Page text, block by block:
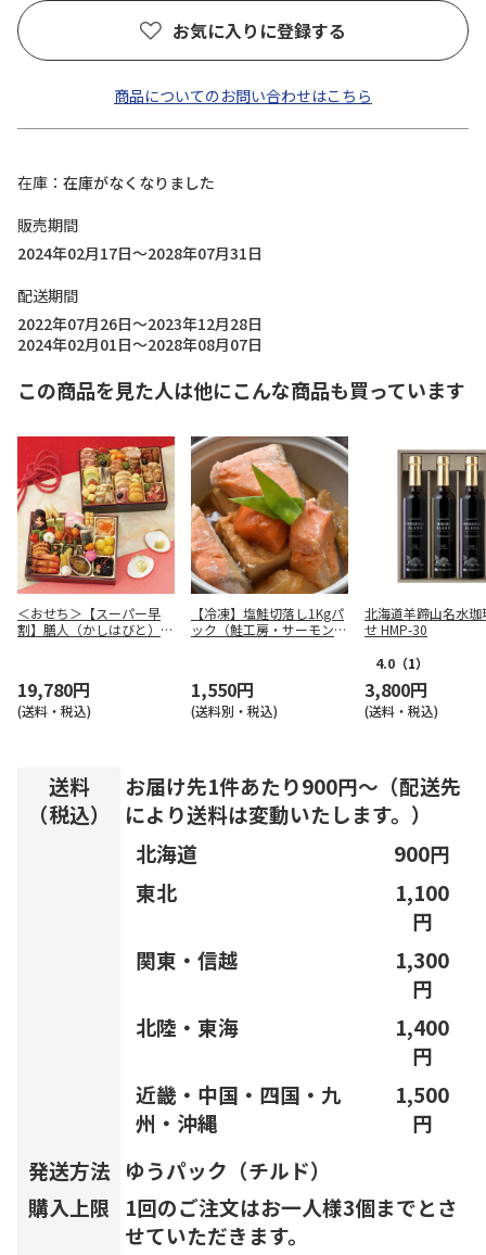
お気に入りに登録する
商品についてのお問い合わせはこちら
在庫
在庫がなくなりました
販売期間
2024年02月17日～2028年07月31日
配送期間
2022年07月26日～2023年12月28日
2024年02月01日～2028年08月07日
この商品を見た人は他にこんな商品も買っています
＜おせち＞【スーパー早
割】膳人（かしはびと）
19,780円
(送料・税込)
【冷凍】塩鮭切落し1Kgパ
ック（鮭工房・サーモンハ
1,550円
(送料別・税込)
北海道羊蹄山名水珈
せ HMP-30
4.0 （1）
3,800円
(送料・税込)
送料
（税込）
お届け先1件あたり900円～（配送先
により送料は変動いたします。）
北海道
900円
東北
1,100
円
関東・信越
1,300
円
北陸・東海
1,400
円
近畿・中国・四国・九
州・沖縄
1,500
円
発送方法 ゆうパック（チルド）
購入上限
1回のご注文はお一人様3個までとさ
せていただきます。